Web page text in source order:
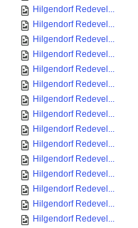
Hilgendorf Redevel...
Hilgendorf Redevel...
Hilgendorf Redevel...
Hilgendorf Redevel...
Hilgendorf Redevel...
Hilgendorf Redevel...
Hilgendorf Redevel...
Hilgendorf Redevel...
Hilgendorf Redevel...
Hilgendorf Redevel...
Hilgendorf Redevel...
Hilgendorf Redevel...
Hilgendorf Redevel...
Hilgendorf Redevel...
Hilgendorf Redevel...